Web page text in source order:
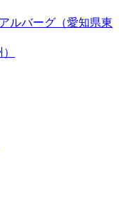
ルバーグ（愛知県東